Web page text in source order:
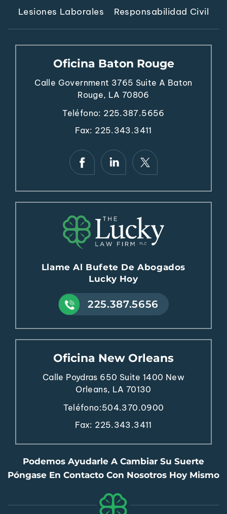
Lesiones Laborales
Responsabilidad Civil
Oficina Baton Rouge
Calle Government 3765 Suite A Baton
Rouge, LA 70806
Teléfono: 225.387.5656
Fax: 225.343.3411
Llame Al Bufete De Abogados
Lucky Hoy
225.387.5656
Oficina New Orleans
Calle Poydras 650 Suite 1400 New
Orleans, LA 70130
Teléfono:504.370.0900
Fax: 225.343.3411
Podemos Ayudarle A Cambiar Su Suerte
Póngase En Contacto Con Nosotros Hoy Mismo